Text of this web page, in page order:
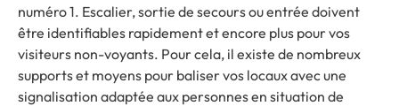
numéro 1. Escalier, sortie de secours ou entrée doivent
être identifiables rapidement et encore plus pour vos
visiteurs non-voyants. Pour cela, il existe de nombreux
supports et moyens pour baliser vos locaux avec une
signalisation adaptée aux personnes en situation de